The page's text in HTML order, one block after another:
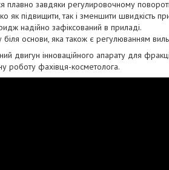
завдяки регулировочному
підвищити, так і зменшити швидкість
надійно зафіксований в приладі.
основи, яка також є регулюванням
двигун інноваційного апарату для
роботу фахівця-косметолога.